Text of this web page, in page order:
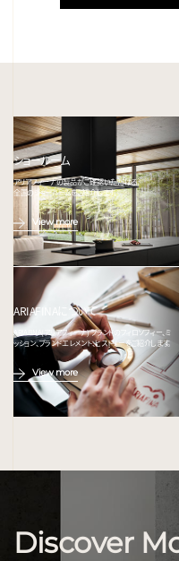
ショールーム
アリアフィーナの製品がご確認いただける、
全国のショールームをご紹介します。
View more
ARIAFINAについて
ARIAFINA(アリアフィーナ) ブランドのフィロソフィー、ミ
ッション、ブランドエレメント、ヒストリーをご紹介します。
View more
Discover